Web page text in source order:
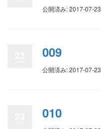
公開済み: 2017-07-23
009
公開済み: 2017-07-23
010